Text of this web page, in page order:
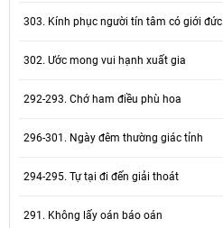
303. Kính phục người tín tâm có giới đức
302. Ước mong vui hạnh xuất gia
292-293. Chớ ham điều phù hoa
296-301. Ngày đêm thường giác tỉnh
294-295. Tự tại đi đến giải thoát
291. Không lấy oán báo oán